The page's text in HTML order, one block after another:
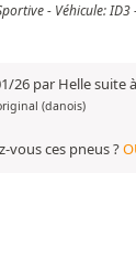
- Véhicule:
26 par Helle suite
(danois)
vous ces pneus ?